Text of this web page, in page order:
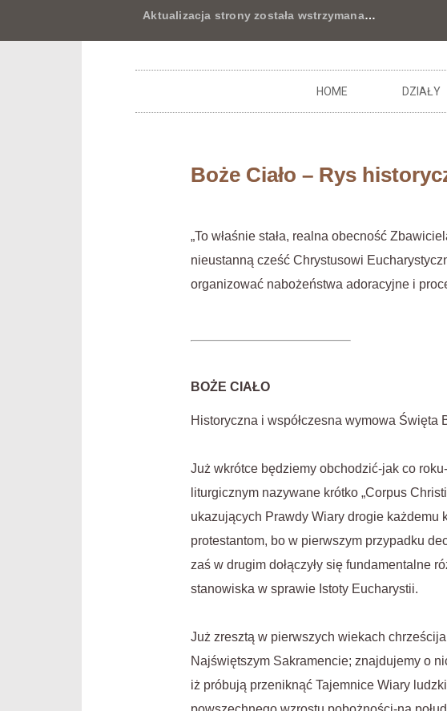
Aktualizacja strony została wstrzymana…
HOME DZIAŁY
Boże Ciało – Rys
„To właśnie stała, realna obecność
nieustanną cześć Chrystusowi
organizować nabożeństwa adoracyjne i
BOŻE CIAŁO
Historyczna i współczesna wymowa Święta
Już wkrótce będziemy obchodzić-jak co
liturgicznym nazywane krótko „Corpus
ukazujących Prawdy Wiary drogie każdemu
protestantom, bo w pierwszym przypadku
zaś w drugim dołączyły się fundamentalne
stanowiska w sprawie Istoty Eucharystii.
Już zresztą w pierwszych wiekach
Najświętszym Sakramencie; znajdujemy o
iż próbują przeniknąć Tajemnice Wiary